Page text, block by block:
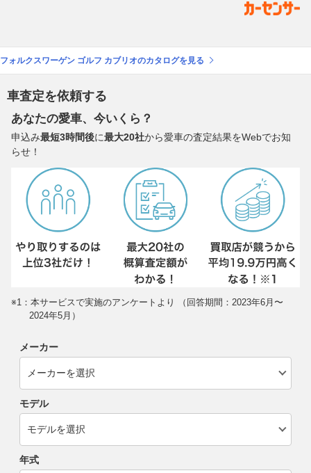
フォルクスワーゲン ゴルフ カブリオのカタログを見る
車査定を依頼する
あなたの愛車、今いくら？
申込み最短3時間後に最大20社から愛車の査定結果をWebでお知
らせ！
※1：本サービスで実施のアンケートより （回答期間：2023年6月〜
2024年5月）
メーカー
モデル
年式